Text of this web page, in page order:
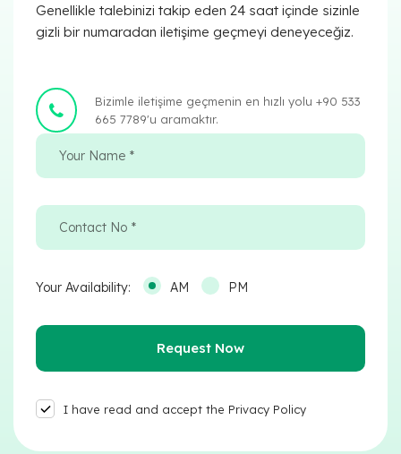
Genellikle talebinizi takip eden 24 saat içinde sizinle
gizli bir numaradan iletişime geçmeyi deneyeceğiz.
Bizimle iletişime geçmenin en hızlı yolu +90 533
665 7789'u aramaktır.
Your Availability: AM PM
I have read and accept the Privacy Policy